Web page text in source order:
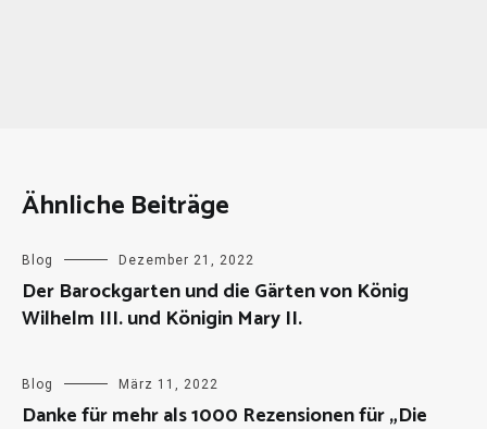
Ähnliche Beiträge
Blog Dezember 21, 2022
Der Barockgarten und die Gärten von König
Wilhelm III. und Königin Mary II.
Blog März 11, 2022
Danke für mehr als 1000 Rezensionen für „Die